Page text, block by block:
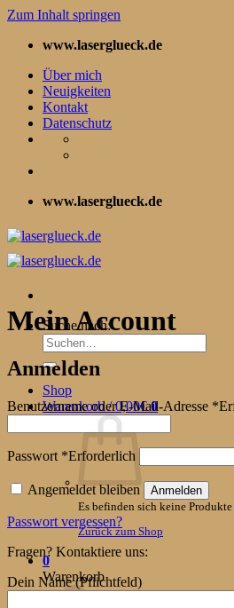
Zum Inhalt springen
www.laserglueck.de
Über mich
Neuigkeiten
Kontakt
Datenschutz
www.laserglueck.de
Suche nach:
Shop
Warenkorb /0,00€ 0
Es befinden sich keine Produkte
Zurück zum Shop
0
Warenkorb
Mein Account
Anmelden
Benutzername oder E-Mail-Adresse *
Passwort *Erforderlich
Angemeldet bleiben Anmelden
Passwort vergessen?
Fragen? Kontaktiere uns:
Dein Name (Pflichtfeld)